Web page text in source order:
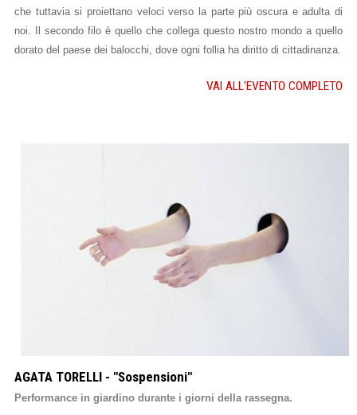
che tuttavia si proiettano veloci verso la parte più oscura e adulta di
noi. Il secondo filo è quello che collega questo nostro mondo a quello
dorato del paese dei balocchi, dove ogni follia ha diritto di cittadinanza.
VAI ALL'EVENTO COMPLETO
AGATA TORELLI - "Sospensioni"
Performance in giardino durante i giorni della rassegna.